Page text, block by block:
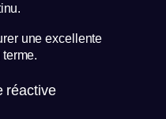
une excellente
réactive